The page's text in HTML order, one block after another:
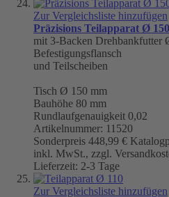
Zur Vergleichsliste hinzufügen
Präzisions Teilapparat Ø 150
mit 3-Backen Drehbankfutter
Befestigungsflansch
und Teilscheiben
Tisch Ø 150 mm
Bauhöhe 80 mm
Rundlaufgenauigkeit 0,02
Artikelnummer: 11520
Sonderpreis 448,99 €
inkl. MwSt., zzgl.
Lieferzeit: 2-3 Tage
Zur Vergleichsliste hinzufügen